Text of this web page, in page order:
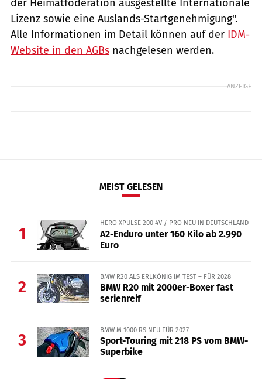
der Heimatföderation ausgestellte Internationale
Lizenz sowie eine Auslands-Startgenehmigung".
Alle Informationen im Detail können auf der IDM-
Website in den AGBs nachgelesen werden.
ANZEIGE
MEIST GELESEN
1
HERO XPULSE 200 4V / PRO NEU IN DEUTSCHLAND
A2-Enduro unter 160 Kilo ab 2.990
Euro
2
BMW R20 ALS ERLKÖNIG IM TEST – FÜR 2028
BMW R20 mit 2000er-Boxer fast
serienreif
3
BMW M 1000 RS NEU FÜR 2027
Sport-Touring mit 218 PS vom BMW-
Superbike